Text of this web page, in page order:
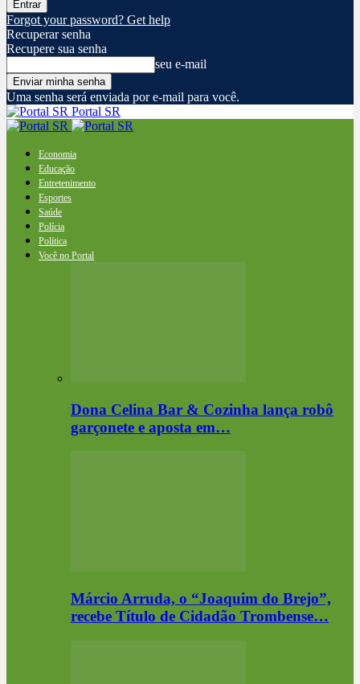
Forgot your password? Get help
Recuperar senha
Recupere sua senha
seu e-mail
Uma senha será enviada por e-mail para você.
Portal SR
Economia
Educação
Entretenimento
Esportes
Saúde
Polícia
Política
Você no Portal
Dona Celina Bar & Cozinha lança robô
garçonete e aposta em…
Márcio Arruda, o “Joaquim do Brejo”,
recebe Título de Cidadão Trombense…